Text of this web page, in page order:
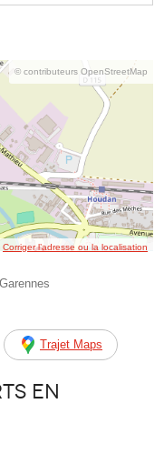
© contributeurs OpenStreetMap
Corriger l’adresse ou la localisation
Trajet Maps
en